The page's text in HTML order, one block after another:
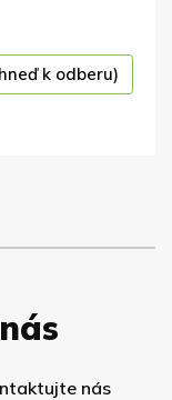
k odberu)
nás